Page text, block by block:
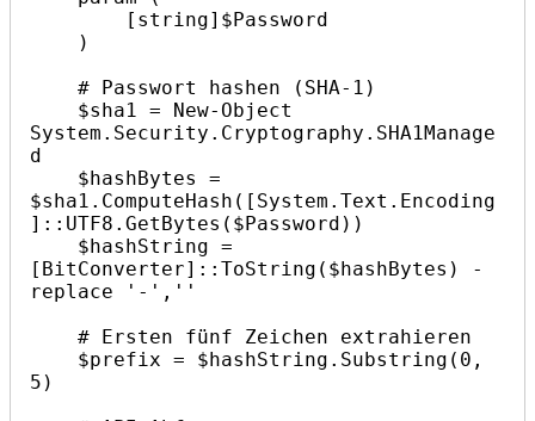
System.Security.Cryptography.SHA1Manage
d
$sha1.ComputeHash([System.Text.Encoding
]::UTF8.GetBytes($Password))
[BitConverter]::ToString($hashBytes) -
replace '-',''
5)